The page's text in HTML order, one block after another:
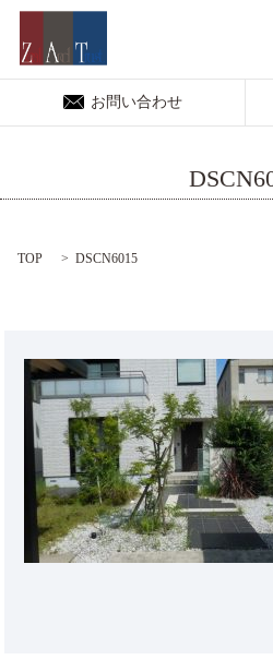
お問い合わせ
TOP DSCN6015